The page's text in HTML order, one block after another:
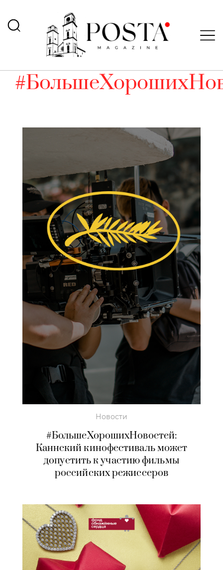
Новости
#БольшеХорошихНовостей:
Каннский кинофестиваль может
допустить к участию фильмы
российских режиссеров